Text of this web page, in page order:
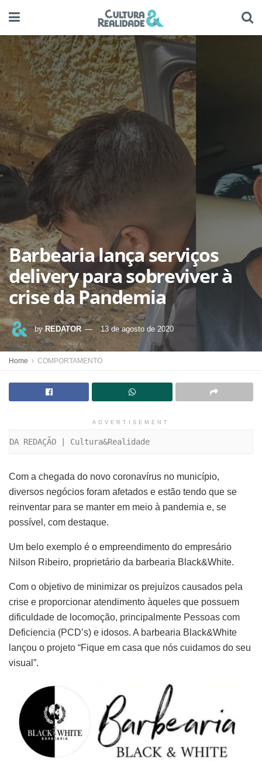
Barbearia lança serviços
delivery para sobreviver à
crise da Pandemia
by REDATOR 13 de agosto de 2020
Home COMPORTAMENTO
ADVERTISEMENT
DA REDAÇÃO | Cultura&Realidade
Com a chegada do novo coronavírus no município,
diversos negócios foram afetados e estão tendo que se
reinventar para se manter em meio à pandemia e, se
possível, com destaque.
Um belo exemplo é o empreendimento do empresário
Nilson Ribeiro, proprietário da barbearia Black&White.
Com o objetivo de minimizar os prejuízos causados pela
crise e proporcionar atendimento àqueles que possuem
dificuldade de locomoção, principalmente Pessoas com
Deficiencia (PCD’s) e idosos. A barbearia Black&White
lançou o projeto “Fique em casa que nós cuidamos do seu
visual”.